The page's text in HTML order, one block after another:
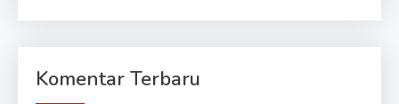
Komentar Terbaru